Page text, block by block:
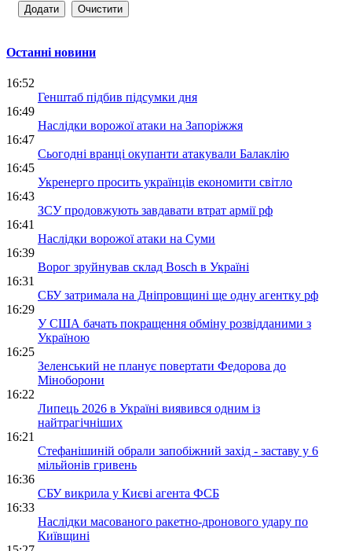
Останні новини
16:52
Генштаб підбив підсумки дня
16:49
Наслідки ворожої атаки на Запоріжжя
16:47
Сьогодні вранці окупанти атакували Балаклію
16:45
Укренерго просить українців економити світло
16:43
ЗСУ продовжують завдавати втрат армії рф
16:41
Наслідки ворожої атаки на Суми
16:39
Ворог зруйнував склад Bosch в Україні
16:31
СБУ затримала на Дніпровщині ще одну агентку рф
16:29
У США бачать покращення обміну розвідданими з
Україною
16:25
Зеленський не планує повертати Федорова до
Міноборони
16:22
Липець 2026 в Україні виявився одним із
найтрагічніших
16:21
Стефанішиній обрали запобіжний захід - заставу у 6
мільйонів гривень
16:36
СБУ викрила у Києві агента ФСБ
16:33
Наслідки масованого ракетно-дронового удару по
Київщині